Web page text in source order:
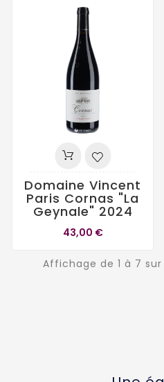
Domaine Vincent
Paris Cornas "La
Geynale" 2024
43,00 €
Affichage de 1 à 7